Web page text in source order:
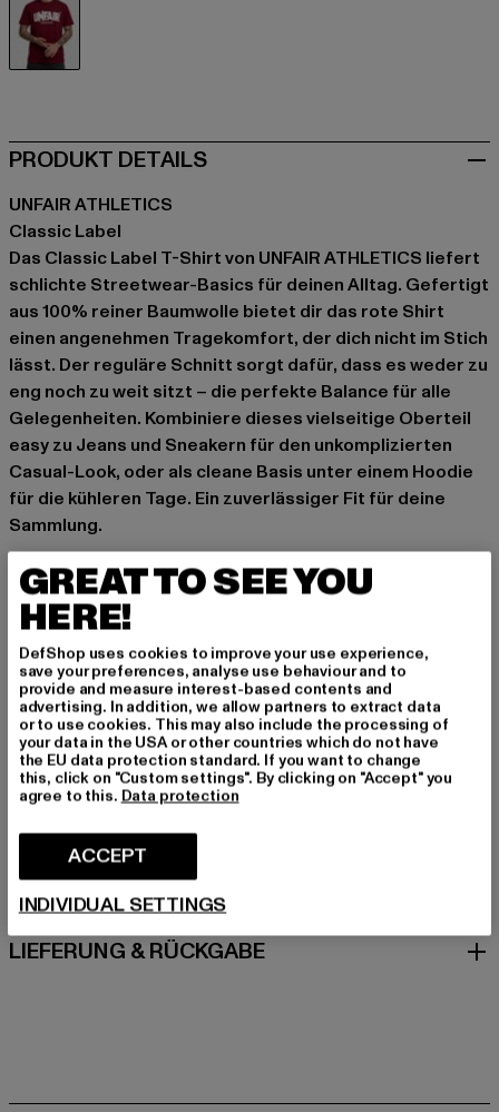
PRODUKT DETAILS
UNFAIR ATHLETICS
Classic Label
Das Classic Label T-Shirt von UNFAIR ATHLETICS liefert
schlichte Streetwear-Basics für deinen Alltag. Gefertigt
aus 100% reiner Baumwolle bietet dir das rote Shirt
einen angenehmen Tragekomfort, der dich nicht im Stich
lässt. Der reguläre Schnitt sorgt dafür, dass es weder zu
eng noch zu weit sitzt – die perfekte Balance für alle
Gelegenheiten. Kombiniere dieses vielseitige Oberteil
easy zu Jeans und Sneakern für den unkomplizierten
Casual-Look, oder als cleane Basis unter einem Hoodie
für die kühleren Tage. Ein zuverlässiger Fit für deine
Sammlung.
Details: Print
Schnitt: Normal
Marke: UNFAIR ATHLETICS
Kat.: T-Shirts
Farbe: rot
Hersteller Farbe: burgundy
Materialzusammensetzung: 100% Baumwolle
Art.Nr: UNFR23214-00606
GRÖSSE & PASSFORM
PFLEGEHINWEISE
LIEFERUNG & RÜCKGABE
GREAT TO SEE YOU
HERE!
DefShop uses cookies to improve your use experience,
save your preferences, analyse use behaviour and to
provide and measure interest-based contents and
advertising. In addition, we allow partners to extract data
or to use cookies. This may also include the processing of
your data in the USA or other countries which do not have
the EU data protection standard. If you want to change
this, click on "Custom settings". By clicking on "Accept" you
agree to this. Data protection
ACCEPT
INDIVIDUAL SETTINGS